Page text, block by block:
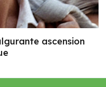
ascension